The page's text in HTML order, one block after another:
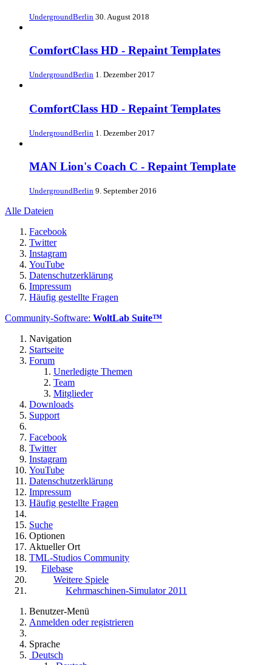
UndergroundBerlin 30. August 2018
ComfortClass HD - Repaint Templates
UndergroundBerlin 1. Dezember 2017
ComfortClass HD - Repaint Templates
UndergroundBerlin 1. Dezember 2017
MAN Lion's Coach C - Repaint Template
UndergroundBerlin 9. September 2016
Alle Dateien
Facebook
Twitter
Instagram
YouTube
Datenschutzerklärung
Impressum
Häufig gestellte Fragen
Community-Software: WoltLab Suite™
Navigation
Startseite
Forum
Unerledigte Themen
Team
Mitglieder
Downloads
Support
Facebook
Twitter
Instagram
YouTube
Datenschutzerklärung
Impressum
Häufig gestellte Fragen
Suche
Optionen
Aktueller Ort
TML-Studios Community
Filebase
Weitere Spiele
Kehrmaschinen-Simulator 2011
Benutzer-Menü
Anmelden oder registrieren
Sprache
Deutsch